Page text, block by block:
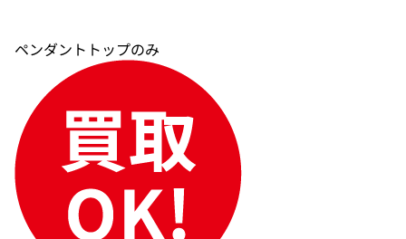
ペンダントトップのみ